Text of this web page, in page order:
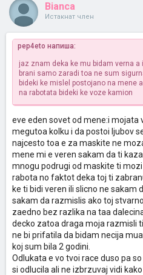
Bianca
Истакнат член
pep4eto напиша:
jaz znam deka ke mu bidam verna
brani samo zaradi toa ne sum
bideki ke mislel postojano na mene
na rabotata bideki ke voze kamion
eve eden sovet od mene:i mojata
megutoa kolku i da postoi ljubov
najcesto toa e za maskite ne
mene mi e veren sakam da ti
mnogu podrugi od maskite ti
rabota no faktot deka toj ti
ke ti bidi veren ili slicno ne sakam
sakam da razmislis ako toj
zaedno bez razlika na taa
decko zatoa draga moja razmisli
ne bi prifatila da bidam necija
koj sum bila 2 godini.
Odlukata e vo tvoi race duso pa
si odlucila ali ne izbrzuvaj vidi